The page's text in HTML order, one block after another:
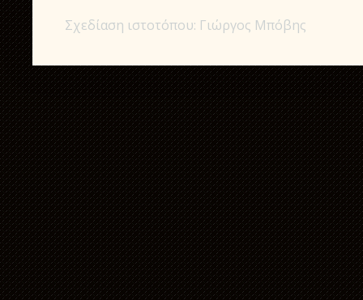
Σχεδίαση ιστοτόπου: Γιώργος Μπόβης